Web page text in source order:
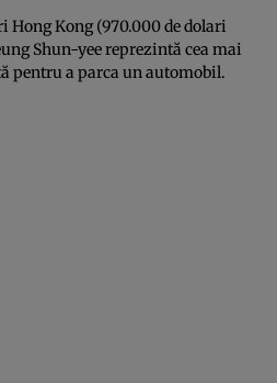
Hong Kong (970.000 de dolari
Shun-yee reprezintă cea mai
pentru a parca un automobil.